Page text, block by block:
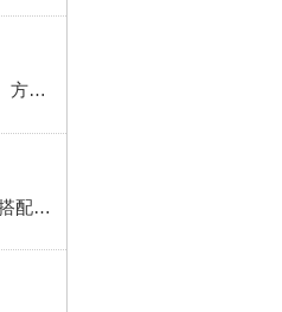
武功山旅游攻略 简介 随着近年自媒体的兴起，江西萍乡武功山逐渐被人们所熟悉，成为被人们打卡的一热门景点，也是短期旅游的好去处。方法/步骤 1 小编是19年暑假去打卡的，从长沙坐高铁不到半个小时就到了萍乡站。出站口对面就有直接到武功山景区的大巴（30快左右，大约四五十分钟到景区，缺点就是得坐满人才可以走)...
萍乡到张家界自驾游《注意事项》1 一、旅游途中饮食注意事项：旅游过程中的饮食总纲，就是不要太多地改变自己的饮食习惯，注重荤素搭配、多吃生果。最好保证吃热的熟食，生冷食物、卤味食物要少吃。此外，各地都有一些“名吃”，可能都很是有乐趣，注意不要吃过量。以防止因水土不服而激发拉肚子。2 二、外出旅游...